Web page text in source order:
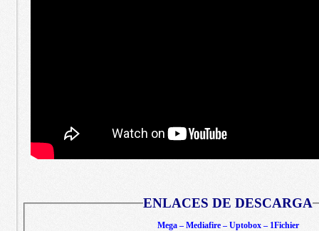
ENLACES DE DESCARGA
Mega – Mediafire – Uptobox – 1Fichier